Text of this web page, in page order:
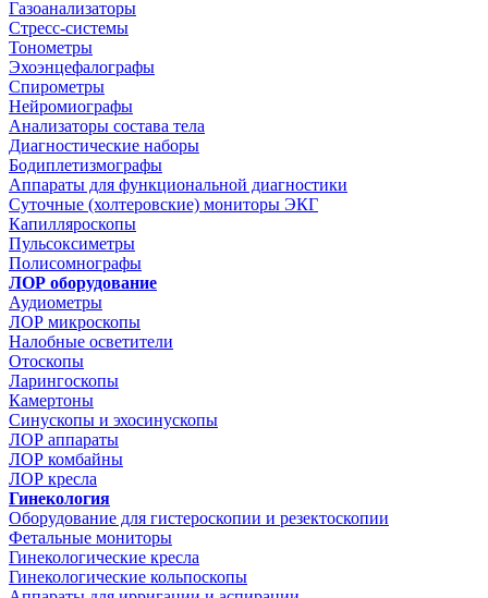
Газоанализаторы
Стресс-системы
Тонометры
Эхоэнцефалографы
Спирометры
Нейромиографы
Анализаторы состава тела
Диагностические наборы
Бодиплетизмографы
Аппараты для функциональной диагностики
Суточные (холтеровские) мониторы ЭКГ
Капилляроскопы
Пульсоксиметры
Полисомнографы
ЛОР оборудование
Аудиометры
ЛОР микроскопы
Налобные осветители
Отоскопы
Ларингоскопы
Камертоны
Синускопы и эхосинускопы
ЛОР аппараты
ЛОР комбайны
ЛОР кресла
Гинекология
Оборудование для гистероскопии и резектоскопии
Фетальные мониторы
Гинекологические кресла
Гинекологические кольпоскопы